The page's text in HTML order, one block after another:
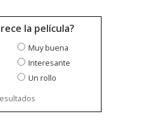
la película?
Muy buena
Interesante
Un rollo